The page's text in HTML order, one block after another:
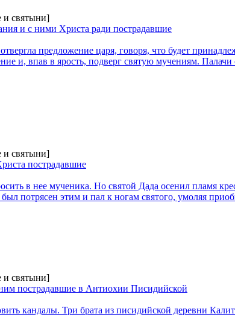
и святыни]
и с ними Христа ради пострадавшие
предложение царя, говоря, что будет
и, впав в ярость, подверг святую мучениям. Палачи
и святыни]
пострадавшие
в нее мученика. Но святой Дада осенил пламя
потрясен этим и пал к ногам святого, умоляя
и святыни]
пострадавшие в Антиохии Писидийской
кандалы. Три брата из писидийской деревни